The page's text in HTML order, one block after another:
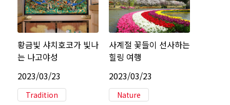
황금빛 샤치호코가 빛나
는 나고야성
2023/03/23
Tradition
사계절 꽃들이 선사하는
힐링 여행
2023/03/23
Nature